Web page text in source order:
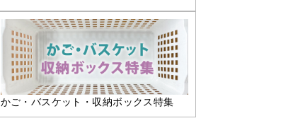
かご・バスケット・収納ボックス特集